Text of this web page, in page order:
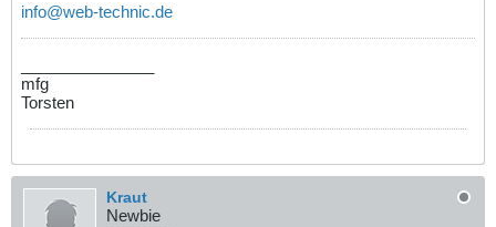
info@web-technic.de
mfg
Torsten
Kraut
Newbie